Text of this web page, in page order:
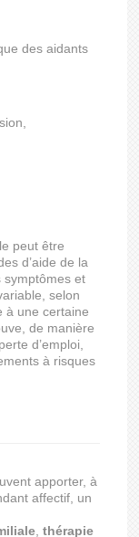
des aidants
peut être
d’aide de la
symptômes et
selon
à une certaine
de manière
d’emploi,
à risques
apporter, à
affectif, un
,thérapie